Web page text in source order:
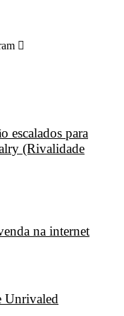
escalados para
(Rivalidade
na internet
Unrivaled